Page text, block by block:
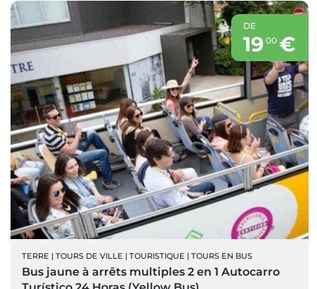
DE
19 00 €
TERRE | TOURS DE VILLE | TOURISTIQUE | TOURS EN BUS
Bus jaune à arrêts multiples 2 en 1 Autocarro